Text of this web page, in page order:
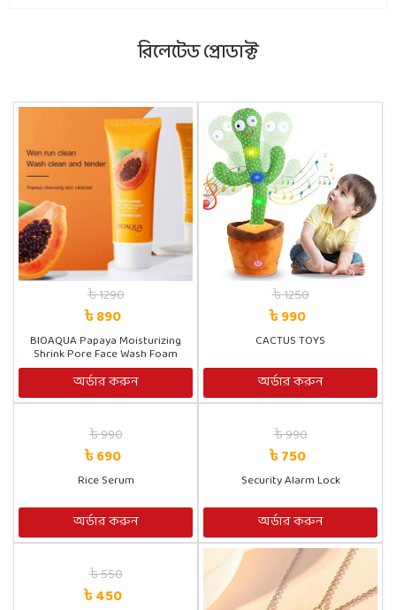
রিলেটেড প্রোডাক্ট
৳ 890
৳ 1290
BIOAQUA Papaya Moisturizing
Shrink Pore Face Wash Foam
Facial Cleanser 100g/M
অর্ডার করুন
৳ 990
৳ 1250
CACTUS TOYS
অর্ডার করুন
৳ 690
৳ 990
Rice Serum
অর্ডার করুন
৳ 750
৳ 990
Security Alarm Lock
অর্ডার করুন
৳ 450
৳ 550